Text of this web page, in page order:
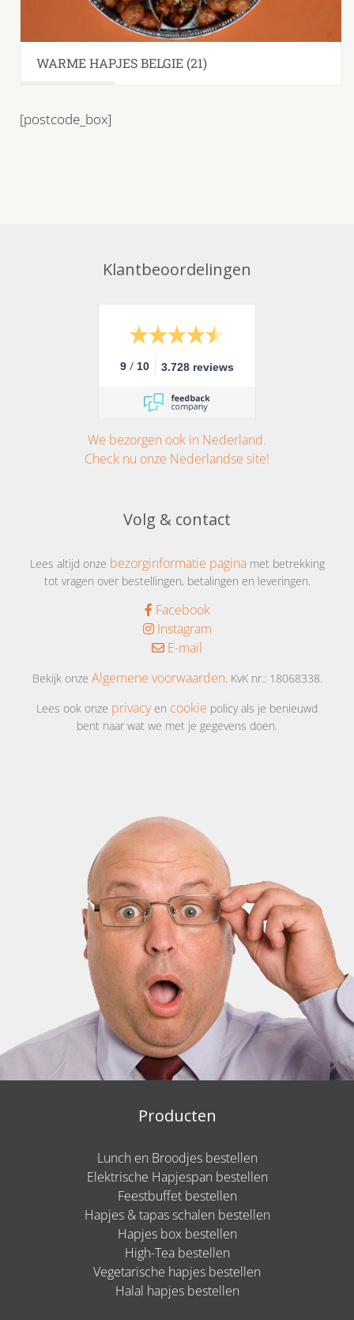
WARME HAPJES BELGIE (21)
[postcode_box]
Klantbeoordelingen
9 / 10 3.728 reviews
We bezorgen ook in Nederland.
Check nu onze Nederlandse site!
Volg & contact
Lees altijd onze bezorginformatie paginamet betrekking
tot vragen over bestellingen, betalingen en leveringen.
Facebook
Instagram
E-mail
Bekijk onze Algemene voorwaarden. KvK nr.: 18068338.
Lees ook onze privacyen cookie policy als je benieuwd
bent naar wat we met je gegevens doen.
Producten
Lunch en Broodjes bestellen
Elektrische Hapjespan bestellen
Feestbuffet bestellen
Hapjes & tapas schalen bestellen
Hapjes box bestellen
High-Tea bestellen
Vegetarische hapjes bestellen
Halal hapjes bestellen